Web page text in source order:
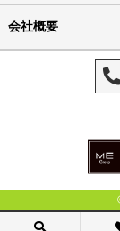
会社概要